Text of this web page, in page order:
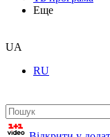
Еще
UA
RU